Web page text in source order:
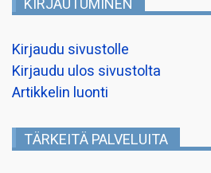
KIRJAUTUMINEN
Kirjaudu sivustolle
Kirjaudu ulos sivustolta
Artikkelin luonti
TÄRKEITÄ PALVELUITA